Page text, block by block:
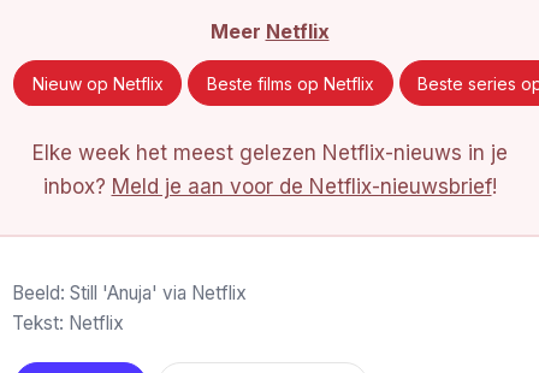
Meer Netflix
Nieuw op Netflix Beste films op Netflix Beste series
Elke week het meest gelezen Netflix-nieuws in je
inbox? Meld je aan voor de Netflix-nieuwsbrief!
Beeld: Still 'Anuja' via Netflix
Tekst: Netflix